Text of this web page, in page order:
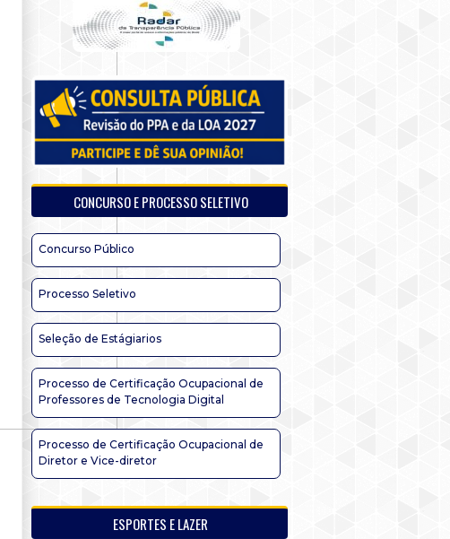
CONCURSO E PROCESSO SELETIVO
Concurso Público
Processo Seletivo
Seleção de Estágiarios
Processo de Certificação Ocupacional de
Professores de Tecnologia Digital
Processo de Certificação Ocupacional de
Diretor e Vice-diretor
ESPORTES E LAZER